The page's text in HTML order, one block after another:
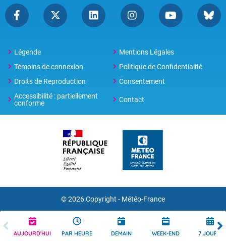
AUJOURD'HUI PAR HEURE DEMAIN WEEK-END 7 JOURS
Légende
Mentions Légales
Témoins de connexion
Politique de Confidentialité
Droits de Reproduction
Consentement
Accessibilité : partiellement
conforme
Contact
© 2026 Copyright - Météo-France